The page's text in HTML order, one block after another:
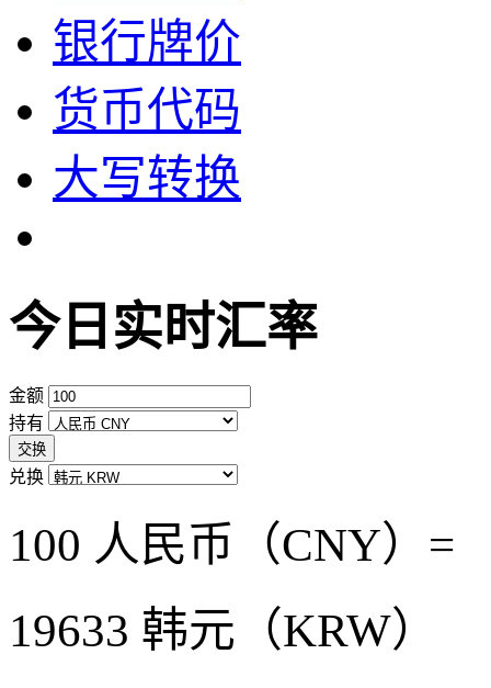
银行牌价
货币代码
大写转换
今日实时汇率
金额
持有
交换
兑换
100 人民币（CNY）=
19633 韩元（KRW）